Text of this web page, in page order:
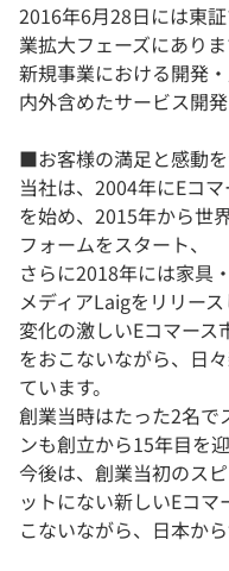
法人向けプラン
学校向けプラン
2016年6月28日には東
業拡大フェーズにありま
新規事業における開発
内外含めたサービス開
■お客様の満足と感動
当社は、2004年にEコ
を始め、2015年から世
フォームをスタート、
さらに2018年には家具
メディアLaigをリリース
変化の激しいEコマー
をおこないながら、日
ています。
創業当時はたった2名で
ンも創立から15年目を
今後は、創業当初のス
ットにない新しいEコ
こないながら、日本か